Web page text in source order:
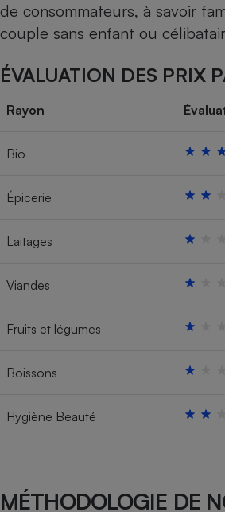
de consommateurs, à savoir
couple sans enfant ou
ÉVALUATION DES PRIX
Rayon
Bio
Épicerie
Laitages
Viandes
Fruits et légumes
Boissons
Hygiène Beauté
MÉTHODOLOGIE DE